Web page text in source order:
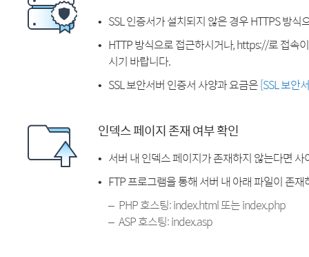
SSL 인증서가 설치되지 않은 경우 HTTPS 방식
HTTP 방식으로 접근하시거나, https://로 접속
시기 바랍니다.
SSL 보안서버 인증서 사양과 요금은[SSL 보안
인덱스 페이지 존재 여부 확인
서버 내 인덱스 페이지가 존재하지 않는다면
FTP 프로그램을 통해 서버 내 아래 파일이 존
PHP 호스팅: index.html 또는 index.php
ASP 호스팅: index.asp